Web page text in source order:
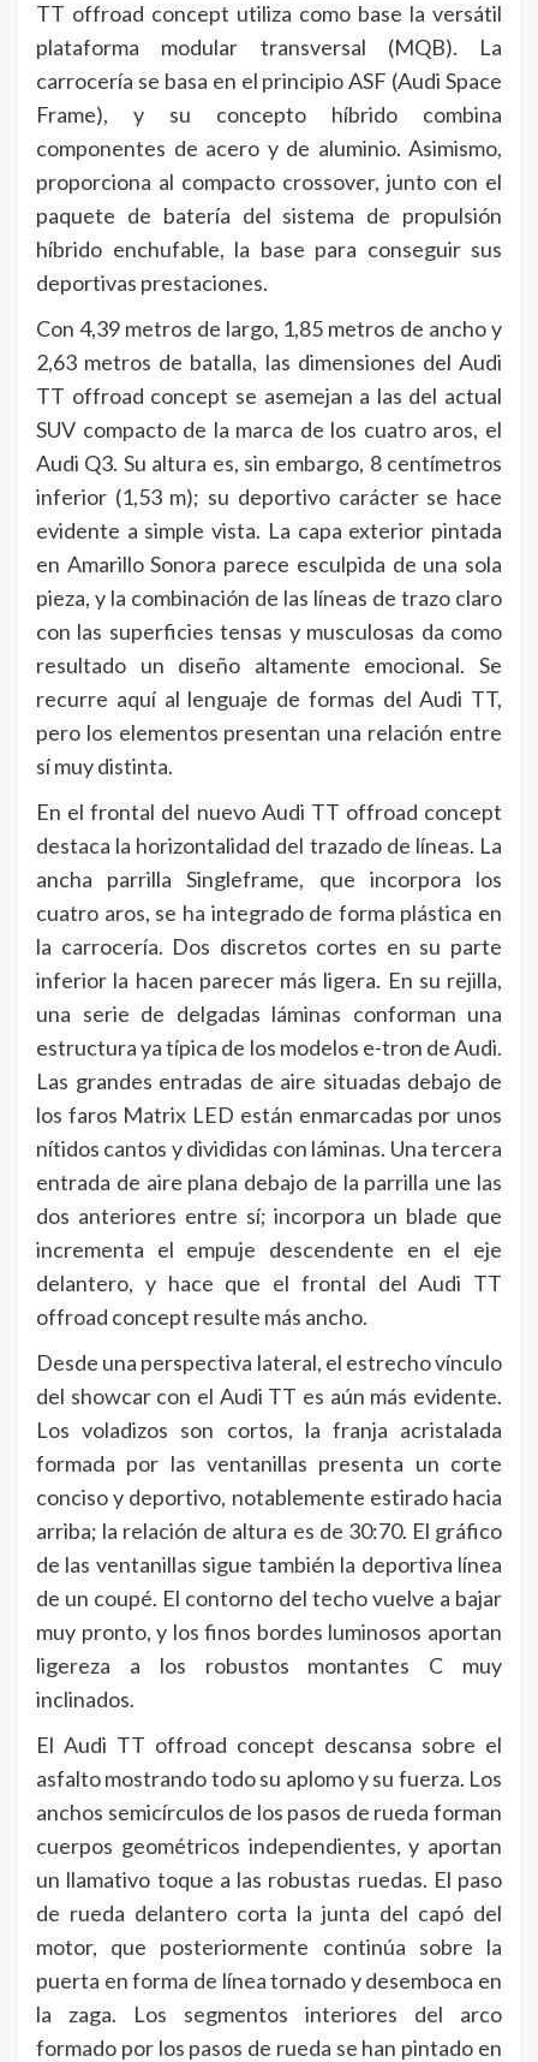
TT offroad concept utiliza como base la versátil
plataforma modular transversal (MQB). La
carrocería se basa en el principio ASF (Audi Space
Frame), y su concepto híbrido combina
componentes de acero y de aluminio. Asimismo,
proporciona al compacto crossover, junto con el
paquete de batería del sistema de propulsión
híbrido enchufable, la base para conseguir sus
deportivas prestaciones.
Con 4,39 metros de largo, 1,85 metros de ancho y
2,63 metros de batalla, las dimensiones del Audi
TT offroad concept se asemejan a las del actual
SUV compacto de la marca de los cuatro aros, el
Audi Q3. Su altura es, sin embargo, 8 centímetros
inferior (1,53 m); su deportivo carácter se hace
evidente a simple vista. La capa exterior pintada
en Amarillo Sonora parece esculpida de una sola
pieza, y la combinación de las líneas de trazo claro
con las superficies tensas y musculosas da como
resultado un diseño altamente emocional. Se
recurre aquí al lenguaje de formas del Audi TT,
pero los elementos presentan una relación entre
sí muy distinta.
En el frontal del nuevo Audi TT offroad concept
destaca la horizontalidad del trazado de líneas. La
ancha parrilla Singleframe, que incorpora los
cuatro aros, se ha integrado de forma plástica en
la carrocería. Dos discretos cortes en su parte
inferior la hacen parecer más ligera. En su rejilla,
una serie de delgadas láminas conforman una
estructura ya típica de los modelos e-tron de Audi.
Las grandes entradas de aire situadas debajo de
los faros Matrix LED están enmarcadas por unos
nítidos cantos y divididas con láminas. Una tercera
entrada de aire plana debajo de la parrilla une las
dos anteriores entre sí; incorpora un blade que
incrementa el empuje descendente en el eje
delantero, y hace que el frontal del Audi TT
offroad concept resulte más ancho.
Desde una perspectiva lateral, el estrecho vínculo
del showcar con el Audi TT es aún más evidente.
Los voladizos son cortos, la franja acristalada
formada por las ventanillas presenta un corte
conciso y deportivo, notablemente estirado hacia
arriba; la relación de altura es de 30:70. El gráfico
de las ventanillas sigue también la deportiva línea
de un coupé. El contorno del techo vuelve a bajar
muy pronto, y los finos bordes luminosos aportan
ligereza a los robustos montantes C muy
inclinados.
El Audi TT offroad concept descansa sobre el
asfalto mostrando todo su aplomo y su fuerza. Los
anchos semicírculos de los pasos de rueda forman
cuerpos geométricos independientes, y aportan
un llamativo toque a las robustas ruedas. El paso
de rueda delantero corta la junta del capó del
motor, que posteriormente continúa sobre la
puerta en forma de línea tornado y desemboca en
la zaga. Los segmentos interiores del arco
formado por los pasos de rueda se han pintado en